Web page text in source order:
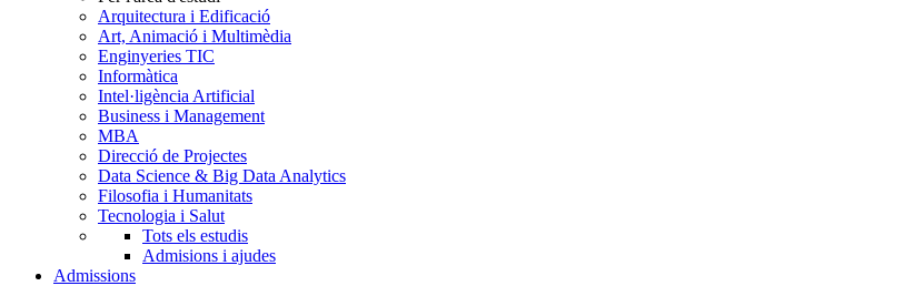
Arquitectura i Edificació
Art, Animació i Multimèdia
Enginyeries TIC
Informàtica
Intel·ligència Artificial
Business i Management
MBA
Direcció de Projectes
Data Science & Big Data Analytics
Filosofia i Humanitats
Tecnologia i Salut
Tots els estudis
Admisions i ajudes
Admissions